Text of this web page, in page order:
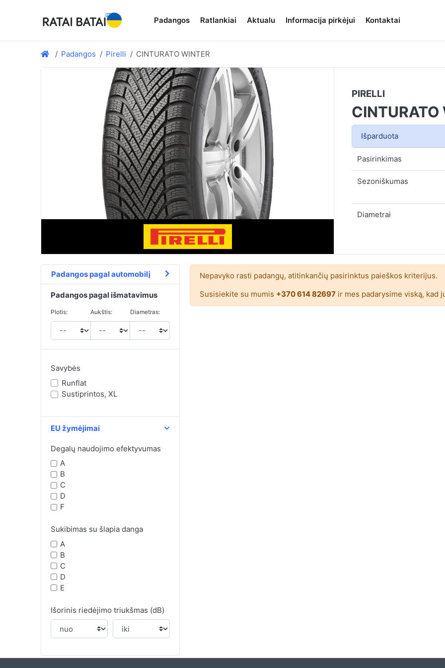
Padangos Ratlankiai Aktualu Informacija pirkėjui Kontaktai
Padangos Pirelli CINTURATO WINTER
PIRELLI
CINTURATO
Išparduota
Pasirinkimas
Sezoniškumas
Diametrai
Padangos pagal automobilį
Padangos pagal išmatavimus
Plotis: Aukštis: Diametras:
Savybės
Runflat
Sustiprintos, XL
EU žymėjimai
Degalų naudojimo efektyvumas
A
B
C
D
F
Sukibimas su šlapia danga
A
B
C
D
E
Išorinis riedėjimo triukšmas (dB)
Nepavyko rasti padangų, atitinkančių pasirinktus paieškos kriterijus.
Susisiekite su mumis +370 614 82697ir mes padarysime viską, kad